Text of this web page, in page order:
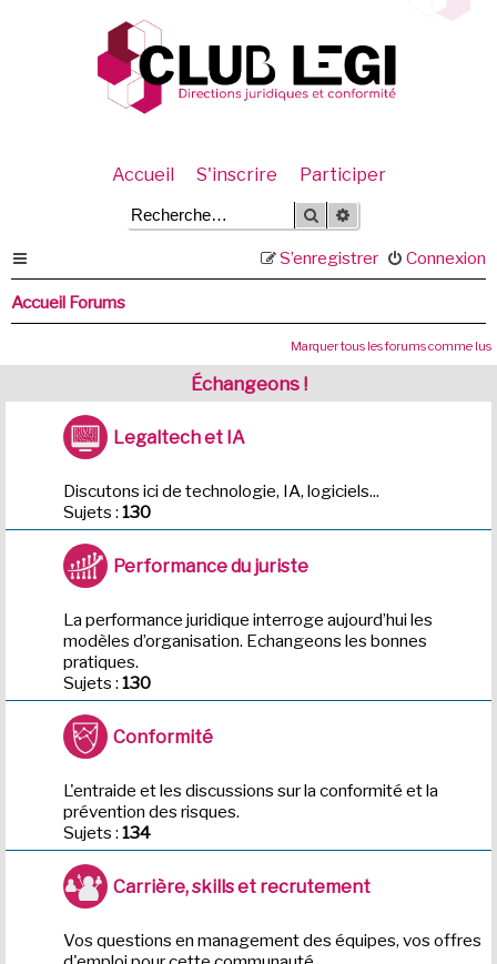
Accueil S'inscrire Participer
Rechercher
Connexion
S’enregistrer
Accueil Forums
Marquer tous les forums comme lus
Échangeons !
Legaltech et IA
Discutons ici de technologie, IA, logiciels...
Sujets : 130
Performance du juriste
La performance juridique interroge aujourd’hui les
modèles d’organisation. Echangeons les bonnes
pratiques.
Sujets : 130
Conformité
L'entraide et les discussions sur la conformité et la
prévention des risques.
Sujets : 134
Carrière, skills et recrutement
Vos questions en management des équipes, vos offres